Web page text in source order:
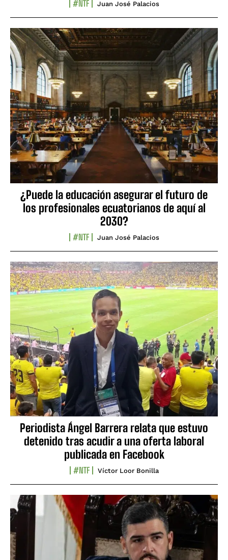
#NTF Juan José Palacios
¿Puede la educación asegurar el futuro de
los profesionales ecuatorianos de aquí al
2030?
#NTF Juan José Palacios
Periodista Ángel Barrera relata que estuvo
detenido tras acudir a una oferta laboral
publicada en Facebook
#NTF Víctor Loor Bonilla